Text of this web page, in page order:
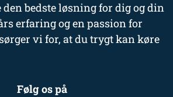
bedste løsning for dig og din
erfaring og en passion for
vi for, at du trygt kan køre
Følg os på